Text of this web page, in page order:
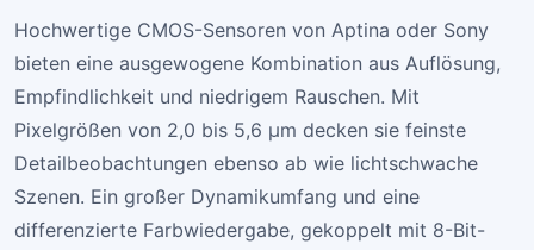
Hochwertige CMOS-Sensoren von Aptina oder Sony
bieten eine ausgewogene Kombination aus Auflösung,
Empfindlichkeit und niedrigem Rauschen. Mit
Pixelgrößen von 2,0 bis 5,6 µm decken sie feinste
Detailbeobachtungen ebenso ab wie lichtschwache
Szenen. Ein großer Dynamikumfang und eine
differenzierte Farbwiedergabe, gekoppelt mit 8-Bit-